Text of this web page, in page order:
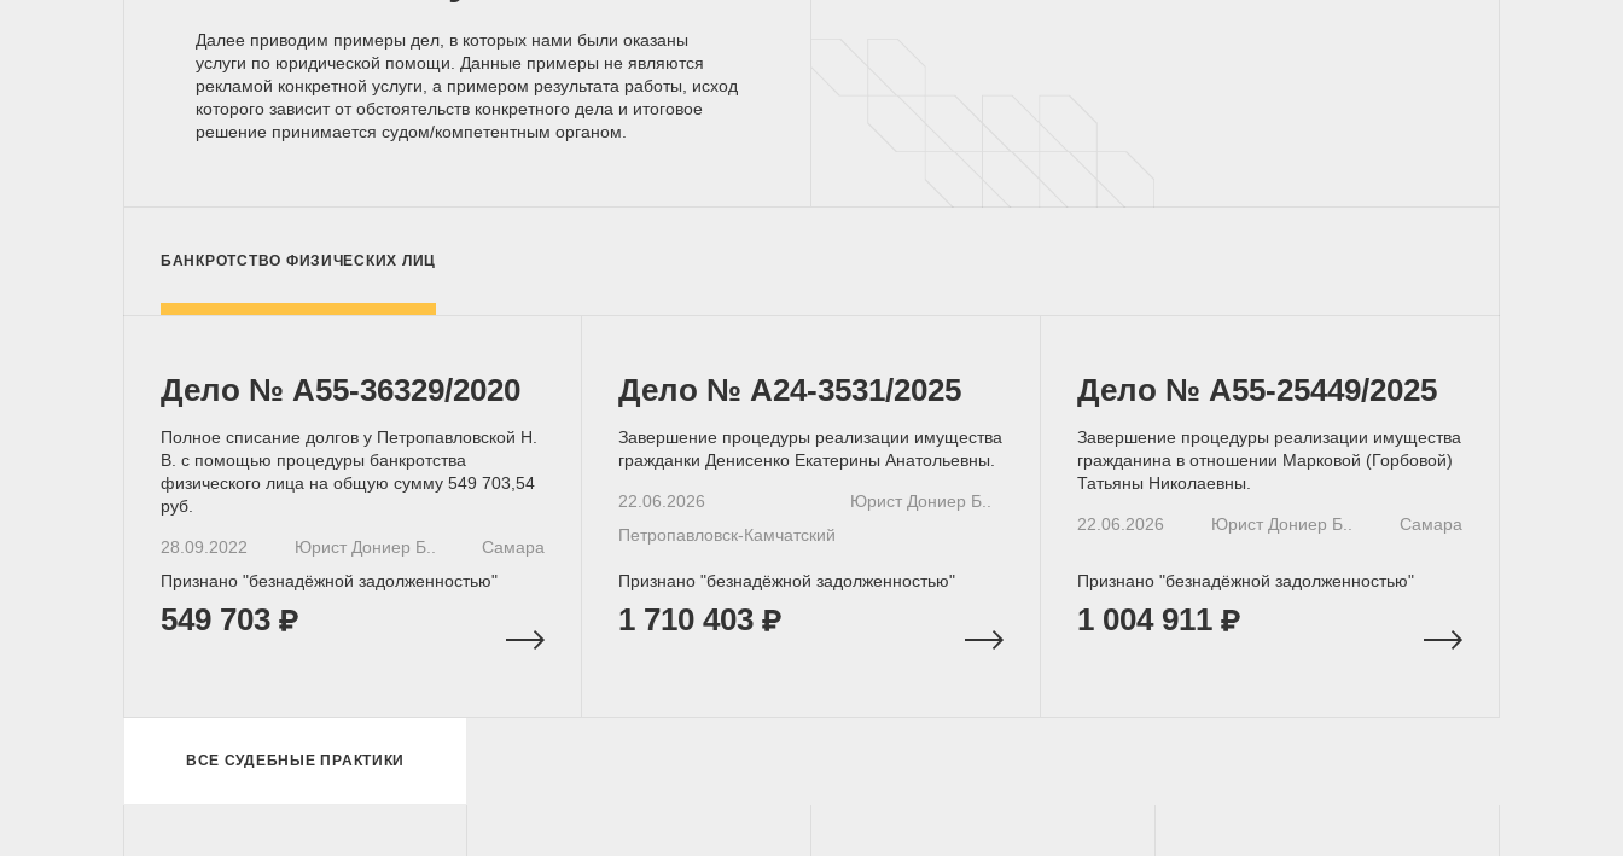
Далее приводим примеры дел, в которых нами были оказаны
услуги по юридической помощи. Данные примеры не являются
рекламой конкретной услуги, а примером результата работы, исход
которого зависит от обстоятельств конкретного дела и итоговое
решение принимается судом/компетентным органом.
БАНКРОТСТВО ФИЗИЧЕСКИХ ЛИЦ
Дело № А55-36329/2020
Полное списание долгов у Петропавловской Н.
В. с помощью процедуры банкротства
физического лица на общую сумму 549 703,54
руб.
28.09.2022 Юрист Дониер Б..
Самара
Признано "безнадёжной задолженностью"
549 703
Дело № А24-3531/2025
Завершение процедуры реализации имущества
гражданки Денисенко Екатерины Анатольевны.
22.06.2026
Юрист Дониер Б..
Петропавловск-Камчатский
Признано "безнадёжной задолженностью"
1 710 403
Дело № А55-25449/2025
Завершение процедуры реализации имущества
гражданина в отношении Марковой (Горбовой)
Татьяны Николаевны.
22.06.2026 Юрист Дониер Б.. Самара
Признано "безнадёжной задолженностью"
1 004 911
ВСЕ СУДЕБНЫЕ ПРАКТИКИ